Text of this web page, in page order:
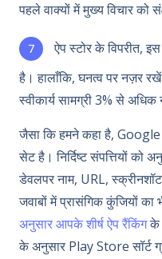
पहले वाक्यों में मुख्य विचार को
ऐप स्टोर के विपरीत,
है। हालाँकि, घनत्व पर नज़र
स्वीकार्य सामग्री 3% से अधिक
जैसा कि हमने कहा है,
सेट है। निर्दिष्ट संपत्तियों
डेवलपर नाम, URL,
जवाबों में प्रासंगिक कुंजियों
अनुसार आपके शीर्ष ऐप रैंकिंगके
के अनुसार Play Store सॉर्ट